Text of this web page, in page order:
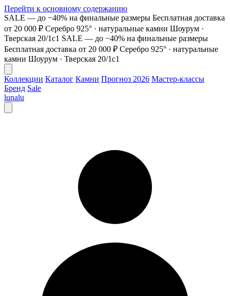
Перейти к основному содержанию
SALE — до −40% на финальные размеры Бесплатная доставка
от 20 000 ₽ Серебро 925° · натуральные камни Шоурум ·
Тверская 20/1с1 SALE — до −40% на финальные размеры
Бесплатная доставка от 20 000 ₽ Серебро 925° · натуральные
камни Шоурум · Тверская 20/1с1
Коллекции Каталог Камни Прогноз 2026 Мастер-классы
Бренд Sale
lunalu